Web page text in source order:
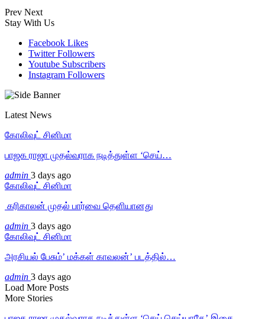
Prev Next
Stay With Us
Facebook Likes
Twitter Followers
Youtube Subscribers
Instagram Followers
Latest News
கோலிவுட் சினிமா
பாஜக ராஜா முதல்வராக நடித்துள்ள ‘செய்…
admin 3 days ago
கோலிவுட் சினிமா
‎ கரிகாலன் முதல் பார்வை தெளியானது
admin 3 days ago
கோலிவுட் சினிமா
அரசியல் பேசும்’ மக்கள் காவலன்’ படத்தில்…
admin 3 days ago
Load More Posts
More Stories